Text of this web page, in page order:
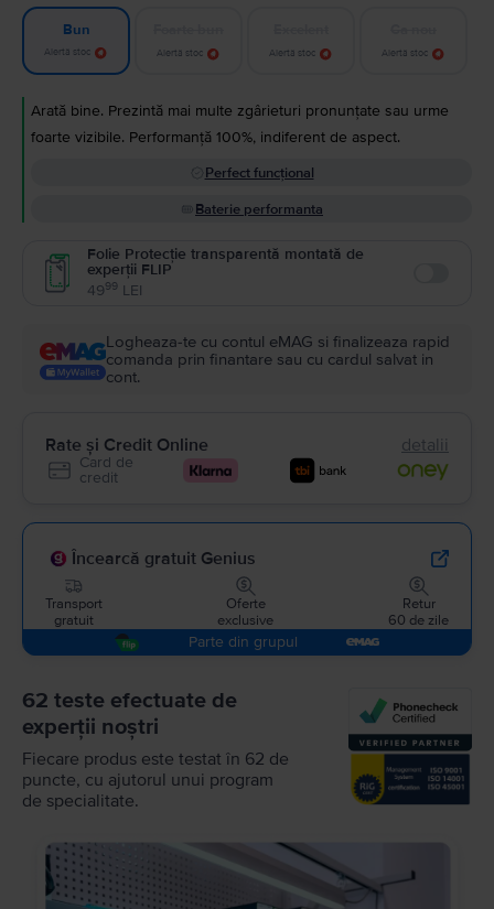
Bun
Alertă stoc Alertă stoc Alertă stoc Alertă stoc
Arată bine. Prezintă mai multe zgârieturi pronunțate sau urme
foarte vizibile. Performanță 100%, indiferent de aspect.
Perfect funcțional
Baterie performanta
Folie Protecție transparentă montată de
experții FLIP
4999 LEI
Logheaza-te cu contul eMAG si finalizeaza rapid
comanda prin finantare sau cu cardul salvat in
cont.
Rate și Credit Online detalii
Card de
credit
Încearcă gratuit Genius
Transport
gratuit
Oferte
exclusive
Retur
60 de zile
Parte din grupul
62 teste efectuate de
experții noștri
Fiecare produs este testat în 62 de
puncte, cu ajutorul unui program
de specialitate.